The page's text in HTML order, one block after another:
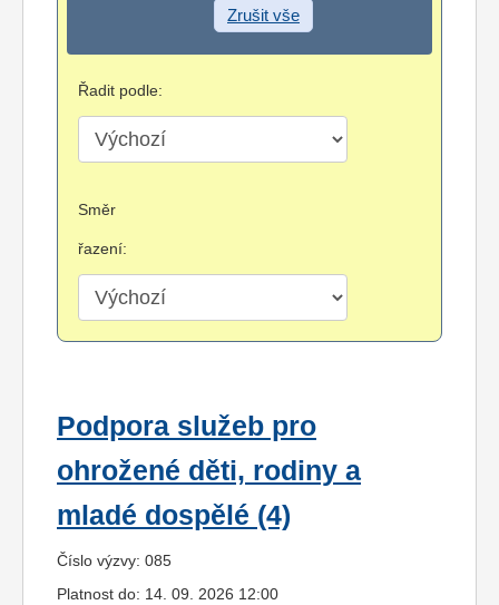
Zrušit vše
Řadit podle:
Směr
řazení:
Podpora služeb pro
ohrožené děti, rodiny a
mladé dospělé (4)
Číslo výzvy: 085
Platnost do: 14. 09. 2026 12:00